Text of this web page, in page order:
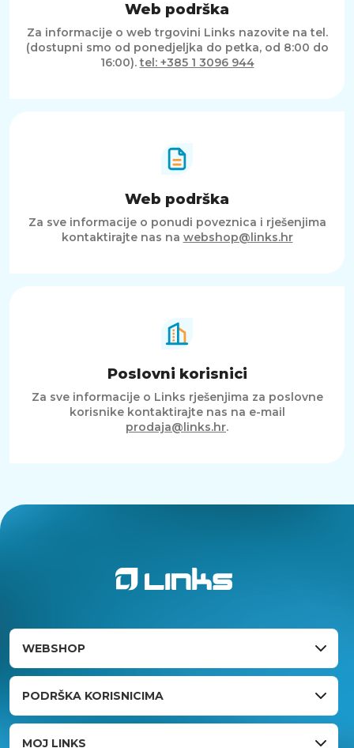
Web podrška
Za informacije o web trgovini Links nazovite na tel.
(dostupni smo od ponedjeljka do petka, od 8:00 do
16:00).tel: +385 1 3096 944
Web podrška
Za sve informacije o ponudi poveznica i rješenjima
kontaktirajte nas na webshop@links.hr
Poslovni korisnici
Za sve informacije o Links rješenjima za poslovne
korisnike kontaktirajte nas na e-mail
prodaja@links.hr.
WEBSHOP
PODRŠKA KORISNICIMA
MOJ LINKS